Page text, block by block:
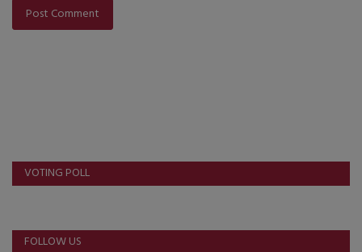
Post Comment
VOTING POLL
FOLLOW US